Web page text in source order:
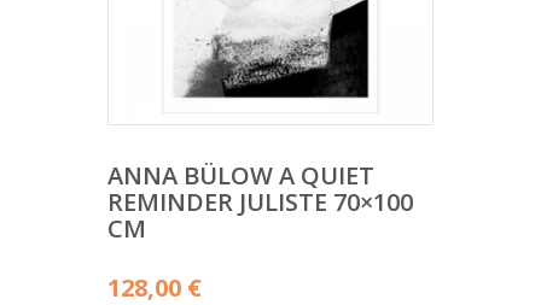
ANNA BÜLOW A QUIET
REMINDER JULISTE 70×100
CM
128,00 €